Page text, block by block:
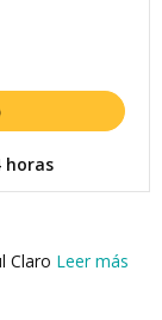
horas
Claro Leer más